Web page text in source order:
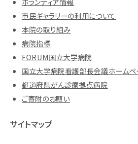
市民ギャラリーの利用について
本院の取り組み
病院指標
FORUM国立大学病院
国立大学病院看護部長会議ホームペ
都道府県がん診療拠点病院
ご寄附のお願い
サイトマップ